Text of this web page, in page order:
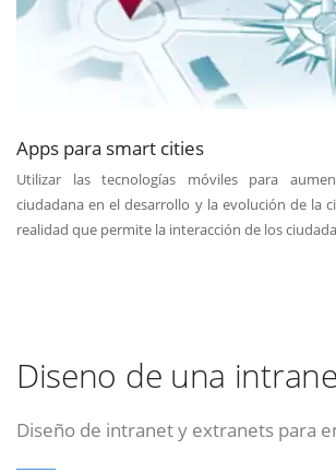
Apps para smart cities
Utilizar las tecnologías móviles para
ciudadana en el desarrollo y la evolución de la
realidad que permite la interacción de los
Diseno de una
Diseño de intranet y extranets para